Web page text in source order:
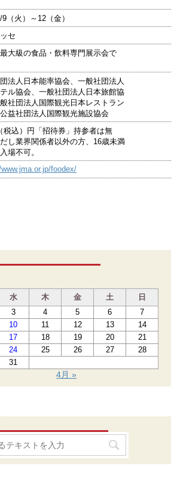
（火）～12（金）
セ
大級の食品・飲料専門展示会で
法人日本能率協会、一般社団法人
ル協会、一般社団法人日本旅館協
社団法人国際観光日本レストラン
益社団法人国際観光施設協会
税込）円「招待券」持参者は無
し業界関係者以外の方、16歳未満
場不可。
foodex/
水 木 金 土
日
3 4 5 6
7
10 11 12 13
14
17 18 19 20
21
24 25 26 27
28
31
4月 »